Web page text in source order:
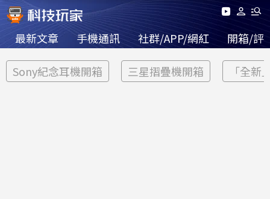
最新文章 手機通訊 社群/APP/網紅 開箱/評
Sony紀念耳機開箱 三星摺疊機開箱 「全新